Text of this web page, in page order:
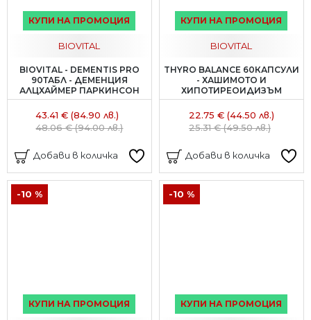
КУПИ НА ПРОМОЦИЯ
BIOVITAL
BIOVITAL - DEMENTIS PRO
90ТАБЛ - ДЕМЕНЦИЯ
АЛЦХАЙМЕР ПАРКИНСОН
43.41 € (84.90 лв.)
48.06 € (94.00 лв.)
Добави в количка
КУПИ НА ПРОМОЦИЯ
BIOVITAL
THYRO BALANCE 60КАПСУЛИ
- ХАШИМОТО И
ХИПОТИРЕОИДИЗЪМ
22.75 € (44.50 лв.)
25.31 € (49.50 лв.)
Добави в количка
КУПИ НА ПРОМОЦИЯ
-10 %
КУПИ НА ПРОМОЦИЯ
-10 %